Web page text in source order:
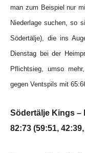
man zum Beispiel nur
Niederlage suchen, so
Södertälje), die ins
Dienstag bei der
Pflichtsieg, umso
gegen Ventspils mit
Södertälje Kings –
82:73 (59:51,